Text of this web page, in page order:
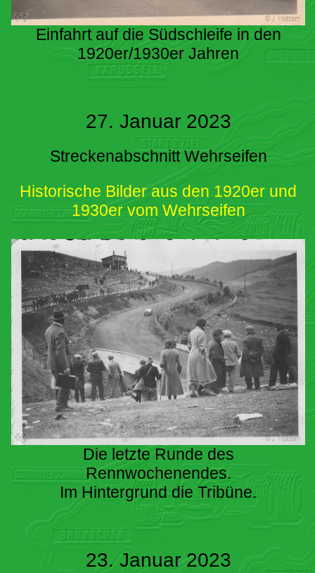
Einfahrt auf die Südschleife in den
1920er/1930er Jahren
27. Januar 2023
Streckenabschnitt Wehrseifen
Historische Bilder aus den 1920er und
1930er vom Wehrseifen
Die letzte Runde des
Rennwochenendes.
Im Hintergrund die Tribüne.
23. Januar 2023